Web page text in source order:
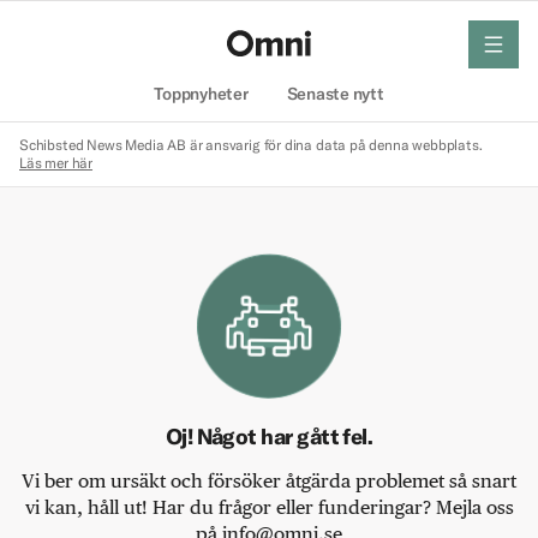
Toppnyheter Senaste nytt
meny
Schibsted News Media AB är ansvarig för dina data på denna webbplats.
Läs mer här
Oj! Något har gått fel.
Vi ber om ursäkt och försöker åtgärda problemet så snart
vi kan, håll ut! Har du frågor eller funderingar? Mejla oss